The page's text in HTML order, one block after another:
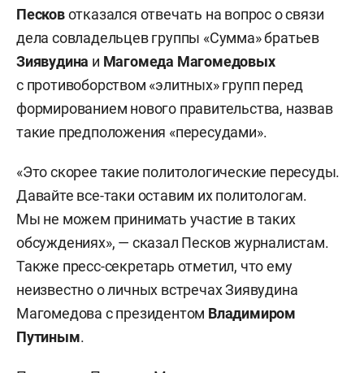
Песковотказался отвечать на вопрос о связи
дела совладельцев группы «Сумма» братьев
Зиявудина и Магомеда Магомедовых
с противоборством «элитных» групп перед
формированием нового правительства, назвав
такие предположения «пересудами».
«Это скорее такие политологические пересуды.
Давайте все-таки оставим их политологам.
Мы не можем принимать участие в таких
обсуждениях», — сказал Песков журналистам.
Также пресс-секретарь отметил, что ему
неизвестно о личных встречах Зиявудина
Магомедова с президентом Владимиром
Путиным.